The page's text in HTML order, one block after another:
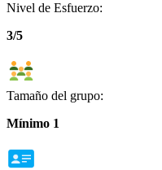
Nivel de Esfuerzo:
3/5
Tamaño del grupo:
Mínimo 1